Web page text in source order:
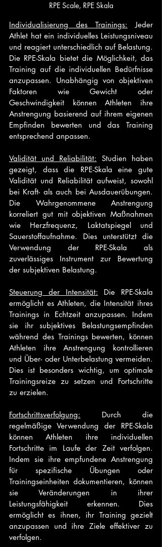
RPE Scale, RPE Skala
Individualisierung des Trainings:
Jeder
Athlet hat ein individuelles Leistungsniveau
und reagiert unterschiedlich auf Belastung.
Die RPE-Skala bietet die Möglichkeit, das
Training auf die individuellen Bedürfnisse
anzupassen. Unabhängig von objektiven
Faktoren wie Gewicht oder
Geschwindigkeit können Athleten ihre
Anstrengung basierend auf ihrem eigenen
Empfinden bewerten und das Training
entsprechend anpassen.
Validität und Reliabilität:
Studien haben
gezeigt, dass die RPE-Skala eine gute
Validität und Reliabilität aufweist, sowohl
bei Kraft- als auch bei Ausdauerübungen.
Die Wahrgenommene Anstrengung
korreliert gut mit objektiven Maßnahmen
wie Herzfrequenz, Laktatspiegel und
Sauerstoffaufnahme. Dies unterstützt die
Verwendung der RPE-Skala als
zuverlässiges Instrument zur Bewertung
der subjektiven Belastung.
Steuerung der Intensität: Die RPE-Skala
ermöglicht es Athleten, die Intensität ihres
Trainings in Echtzeit anzupassen. Indem
sie ihr subjektives Belastungsempfinden
während des Trainings bewerten, können
Athleten ihre Anstrengung kontrollieren
und Über- oder Unterbelastung vermeiden.
Dies ist besonders wichtig, um optimale
Trainingsreize zu setzen und Fortschritte
zu erzielen.
Fortschrittsverfolgung:
Durch die
regelmäßige Verwendung der RPE-Skala
können Athleten ihre individuellen
Fortschritte im Laufe der Zeit verfolgen.
Indem sie ihre empfundene Anstrengung
für spezifische Übungen oder
Trainingseinheiten dokumentieren, können
sie Veränderungen in ihrer
Leistungsfähigkeit erkennen. Dies
ermöglicht es ihnen, ihr Training gezielt
anzupassen und ihre Ziele effektiver zu
verfolgen.